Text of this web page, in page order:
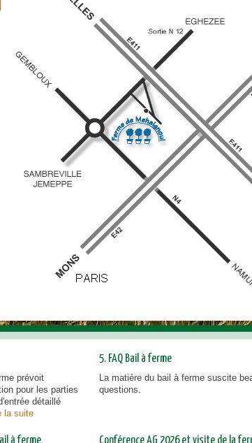
prévoit
pour les parties
détaillé
la suite
5. FAQ Bail à ferme
La matière du bail à ferme suscite
questions.